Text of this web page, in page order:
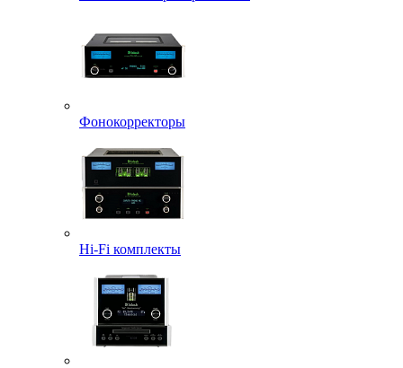
Фонокорректоры
Hi-Fi комплекты